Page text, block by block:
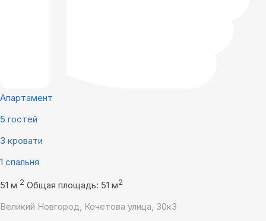
Апартамент
5 гостей
3 кровати
1 спальня
51 м 2 Общая площадь: 51 м2
Великий Новгород, Кочетова улица, 30к3